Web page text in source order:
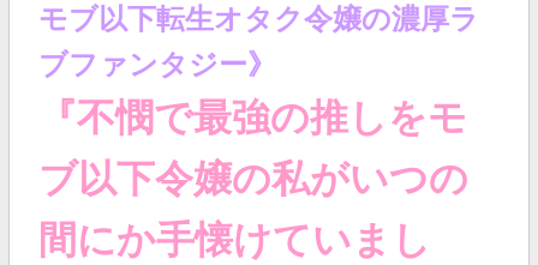
モブ以下転生オタク令嬢の濃厚ラ
ブファンタジー》
『不憫で最強の推しをモ
ブ以下令嬢の私がいつの
間にか手懐けていまし